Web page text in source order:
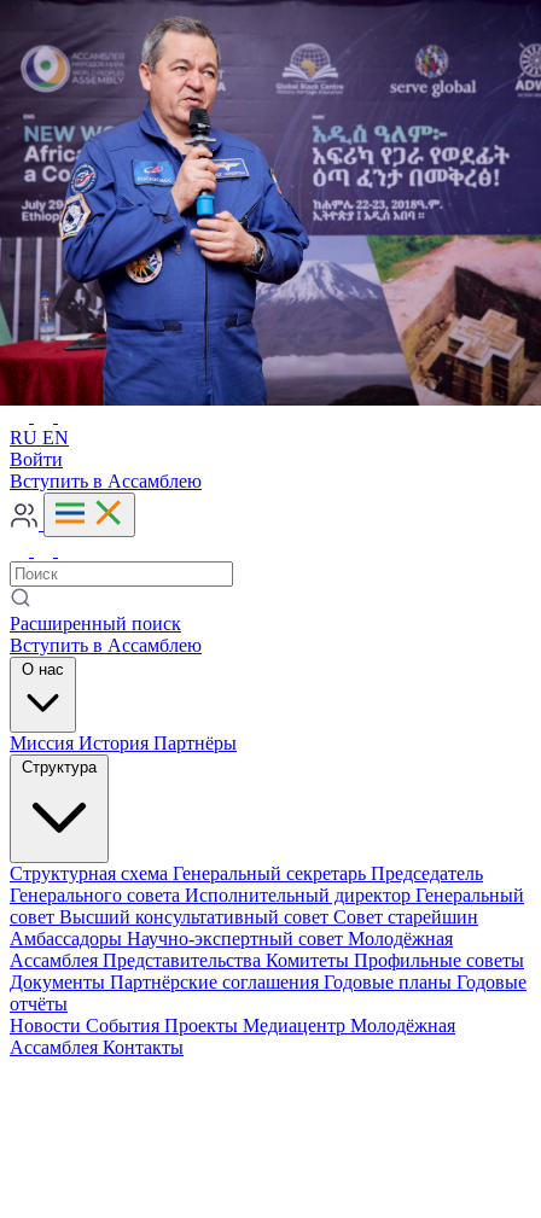
Расширенный поиск
RU EN
RU EN
Войти
Вступить в Ассамблею
Расширенный поиск
Вступить в Ассамблею
О нас
Миссия История Партнёры
Структура
Структурная схема Генеральный секретарь Председатель
Генерального совета Исполнительный директор Генеральный
совет Высший консультативный совет Совет старейшин
Амбассадоры Научно-экспертный совет Молодёжная
Ассамблея Представительства Комитеты Профильные советы
Документы Партнёрские соглашения Годовые планы Годовые
отчёты
Новости События Проекты Медиацентр Молодёжная
Ассамблея Контакты